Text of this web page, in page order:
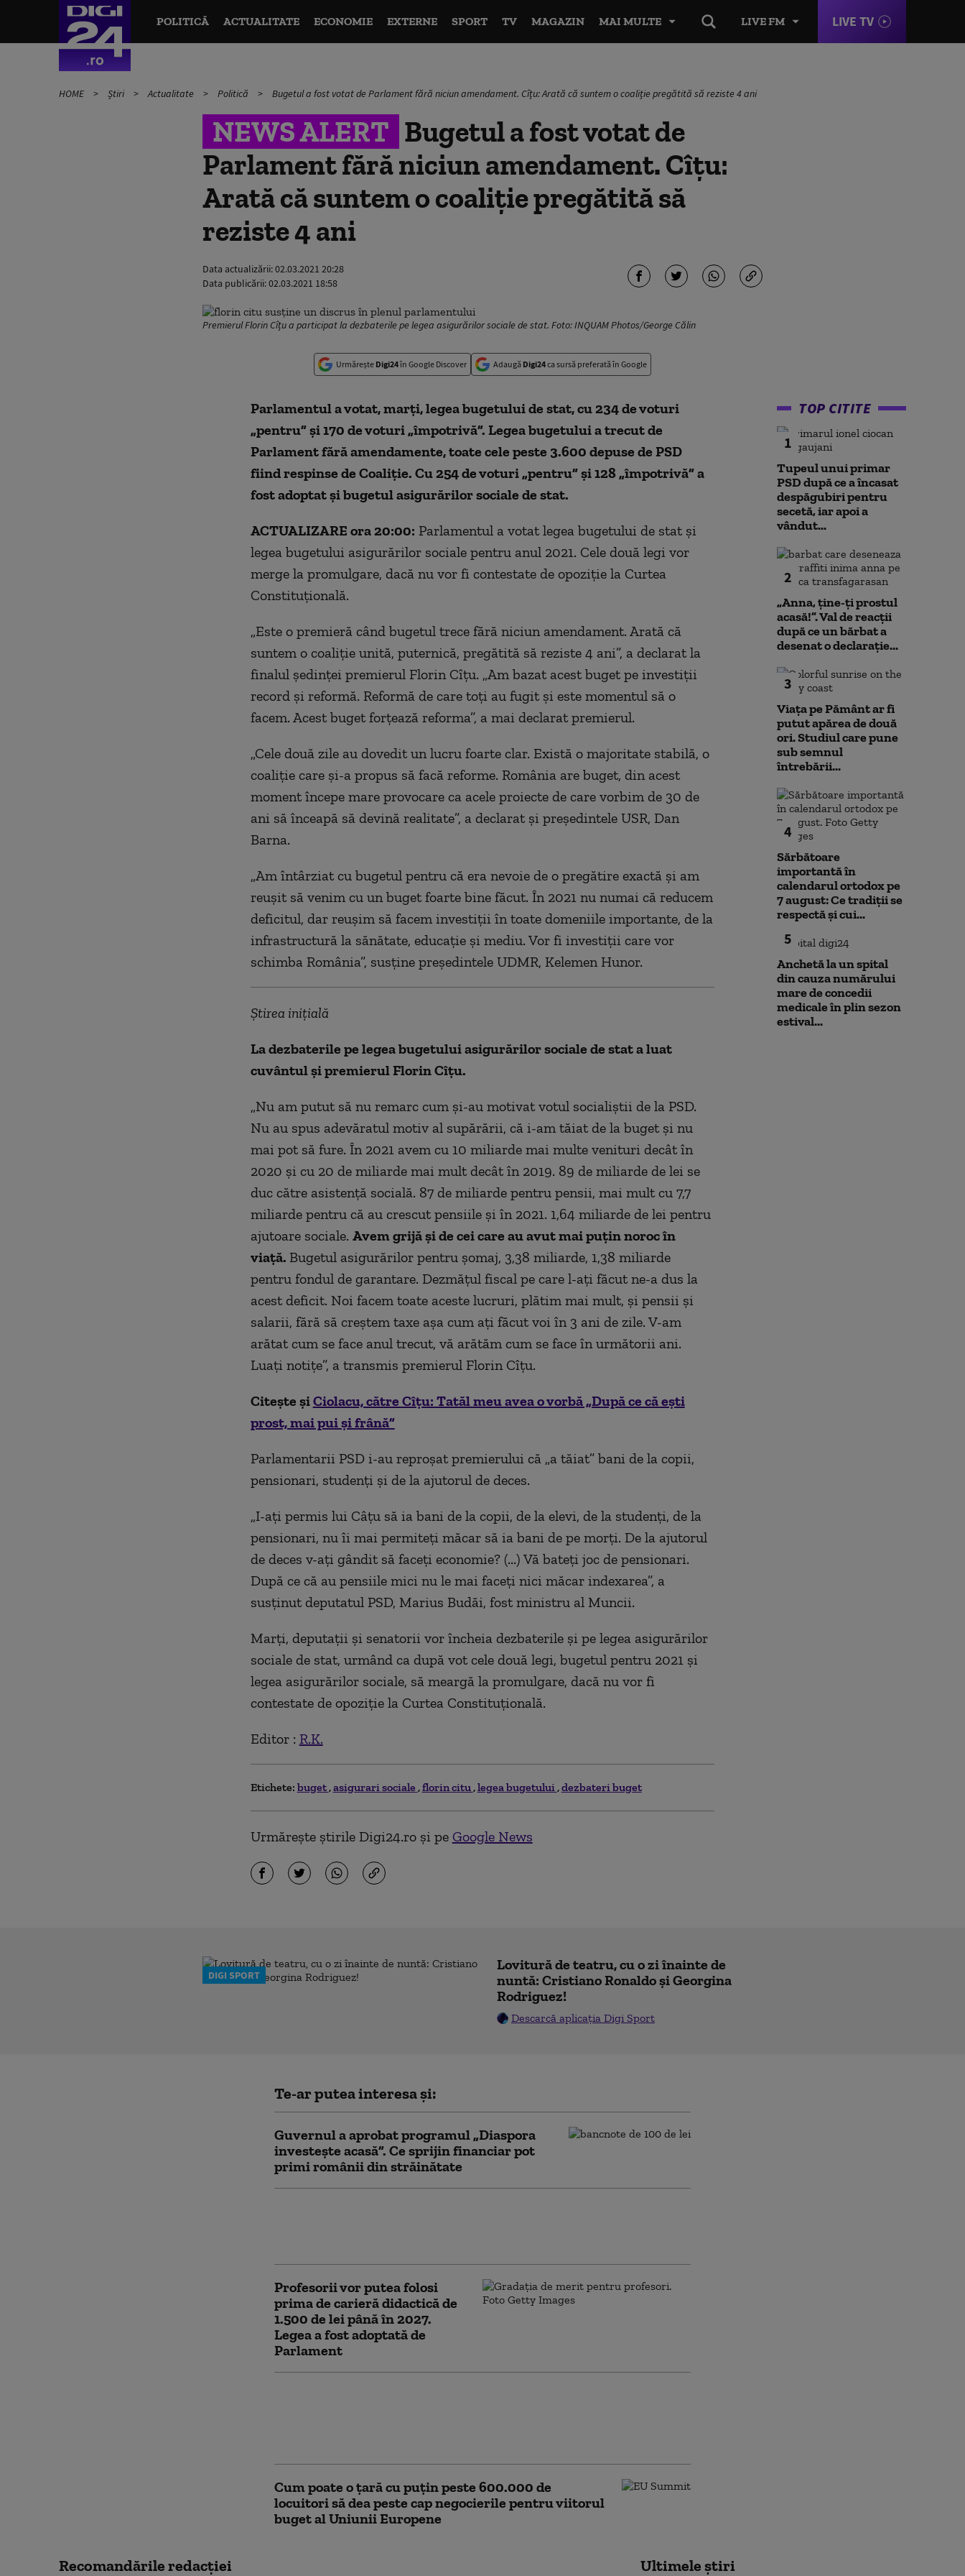
LIVE FM LIVE TV
POLITICĂ ACTUALITATE ECONOMIE EXTERNE SPORT TV MAGAZIN MAI MULTE
HOME Știri Actualitate Politică Bugetul a fost votat de Parlament fără niciun amendament. Cîțu: Arată că suntem o coaliție pregătită să reziste 4 ani
NEWS ALERT Bugetul a fost votat de
Parlament fără niciun amendament. Cîțu:
Arată că suntem o coaliție pregătită să
reziste 4 ani
Data actualizării:02.03.2021 20:28
Data publicării:02.03.2021 18:58
Premierul Florin Cîțu a participat la dezbaterile pe legea asigurărilor sociale de stat. Foto: INQUAM Photos/George Călin
Urmărește Digi24în Google Discover Adaugă Digi24ca sursă preferată în Google
Parlamentul a votat, marți, legea bugetului de stat, cu 234 de voturi
„pentru” și 170 de voturi „împotrivă”. Legea bugetului a trecut de
Parlament fără amendamente, toate cele peste 3.600 depuse de PSD
fiind respinse de Coaliție. Cu 254 de voturi „pentru” și 128 „împotrivă” a
fost adoptat și bugetul asigurărilor sociale de stat.
ACTUALIZARE ora 20:00: Parlamentul a votat legea bugetului de stat și
legea bugetului asigurărilor sociale pentru anul 2021. Cele două legi vor
merge la promulgare, dacă nu vor fi contestate de opoziție la Curtea
Constituțională.
„Este o premieră când bugetul trece fără niciun amendament. Arată că
suntem o coaliție unită, puternică, pregătită să reziste 4 ani”, a declarat la
finalul ședinței premierul Florin Cîțu. „Am bazat acest buget pe investiții
record și reformă. Reformă de care toți au fugit și este momentul să o
facem. Acest buget forțează reforma”, a mai declarat premierul.
„Cele două zile au dovedit un lucru foarte clar. Există o majoritate stabilă, o
coaliție care și-a propus să facă reforme. România are buget, din acest
moment începe mare provocare ca acele proiecte de care vorbim de 30 de
ani să înceapă să devină realitate”, a declarat și președintele USR, Dan
Barna.
„Am întârziat cu bugetul pentru că era nevoie de o pregătire exactă și am
reușit să venim cu un buget foarte bine făcut. În 2021 nu numai că reducem
deficitul, dar reușim să facem investiții în toate domeniile importante, de la
infrastructură la sănătate, educație și mediu. Vor fi investiții care vor
schimba România”, susține președintele UDMR, Kelemen Hunor.
Știrea inițială
La dezbaterile pe legea bugetului asigurărilor sociale de stat a luat
cuvântul și premierul Florin Cîțu.
„Nu am putut să nu remarc cum și-au motivat votul socialiștii de la PSD.
Nu au spus adevăratul motiv al supărării, că i-am tăiat de la buget și nu
mai pot să fure. În 2021 avem cu 10 miliarde mai multe venituri decât în
2020 și cu 20 de miliarde mai mult decât în 2019. 89 de miliarde de lei se
duc către asistență socială. 87 de miliarde pentru pensii, mai mult cu 7,7
miliarde pentru că au crescut pensiile și în 2021. 1,64 miliarde de lei pentru
ajutoare sociale. Avem grijă și de cei care au avut mai puțin noroc în
viață. Bugetul asigurărilor pentru șomaj, 3,38 miliarde, 1,38 miliarde
pentru fondul de garantare. Dezmățul fiscal pe care l-ați făcut ne-a dus la
acest deficit. Noi facem toate aceste lucruri, plătim mai mult, și pensii și
salarii, fără să creștem taxe așa cum ați făcut voi în 3 ani de zile. V-am
arătat cum se face anul trecut, vă arătăm cum se face în următorii ani.
Luați notițe”, a transmis premierul Florin Cîțu.
Citește șiCiolacu, către Cîțu: Tatăl meu avea o vorbă „După ce că ești
prost, mai pui și frână”
Parlamentarii PSD i-au reproșat premierului că „a tăiat” bani de la copii,
pensionari, studenți și de la ajutorul de deces.
„I-ați permis lui Câțu să ia bani de la copii, de la elevi, de la studenți, de la
pensionari, nu îi mai permiteți măcar să ia bani de pe morți. De la ajutorul
de deces v-ați gândit să faceți economie? (...) Vă bateți joc de pensionari.
După ce că au pensiile mici nu le mai faceți nici măcar indexarea”, a
susținut deputatul PSD, Marius Budăi, fost ministru al Muncii.
Marți, deputații și senatorii vor încheia dezbaterile și pe legea asigurărilor
sociale de stat, urmând ca după vot cele două legi, bugetul pentru 2021 și
legea asigurărilor sociale, să meargă la promulgare, dacă nu vor fi
contestate de opoziție la Curtea Constituțională.
Editor : R.K.
Etichete: buget asigurari sociale florin citu legea bugetului dezbateri buget
Urmărește știrile Digi24.ro și pe Google News
TOP CITITE
1
Tupeul unui primar
PSD după ce a încasat
despăgubiri pentru
secetă, iar apoi a
vândut...
2
„Anna, ţine-ţi prostul
acasă!”. Val de reacții
după ce un bărbat a
desenat o declarație...
3
Viața pe Pământ ar fi
putut apărea de două
ori. Studiul care pune
sub semnul
întrebării...
4
Sărbătoare
importantă în
calendarul ortodox pe
7 august: Ce tradiții se
respectă și cui...
5
Anchetă la un spital
din cauza numărului
mare de concedii
medicale în plin sezon
estival...
DIGI SPORT
Lovitură de teatru, cu o zi înainte de
nuntă: Cristiano Ronaldo și Georgina
Rodriguez!
Descarcă aplicația Digi Sport
Te-ar putea interesa și:
Guvernul a aprobat programul „Diaspora
investește acasă”. Ce sprijin financiar pot
primi românii din străinătate
Profesorii vor putea folosi
prima de carieră didactică de
1.500 de lei până în 2027.
Legea a fost adoptată de
Parlament
Cum poate o țară cu puțin peste 600.000 de
locuitori să dea peste cap negocierile pentru viitorul
buget al Uniunii Europene
Recomandările redacţiei Ultimele știri